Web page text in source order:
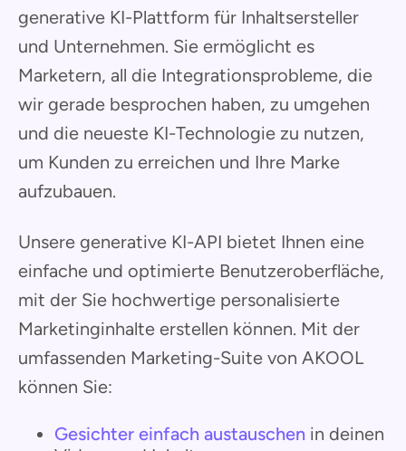
generative KI-Plattform für Inhaltsersteller
und Unternehmen. Sie ermöglicht es
Marketern, all die Integrationsprobleme, die
wir gerade besprochen haben, zu umgehen
und die neueste KI-Technologie zu nutzen,
um Kunden zu erreichen und Ihre Marke
aufzubauen.
Unsere generative KI-API bietet Ihnen eine
einfache und optimierte Benutzeroberfläche,
mit der Sie hochwertige personalisierte
Marketinginhalte erstellen können. Mit der
umfassenden Marketing-Suite von AKOOL
können Sie:
Gesichter einfach austauschen in deinen